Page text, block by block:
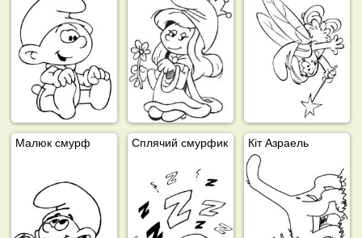
Малюк смурф Сплячий смурфик Кіт Азраель